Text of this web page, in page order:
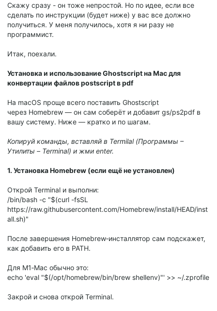
Скажу сразу - он тоже непростой. Но по идее, если все
сделать по инструкции (будет ниже) у вас все должно
получиться. У меня получилось, хотя я ни разу не
программист.
Итак, поехали.
Установка и использование Ghostscript на Mac для
конвертации файлов postscript в pdf
На macOS проще всего поставить Ghostscript
через Homebrew — он сам соберёт и добавит gs/ps2pdf в
вашу систему. Ниже — кратко и по шагам.
Копируй команды, вставляй в Termilal (Программы –
Утилиты – Terminal) и жми enter.
1. Установка Homebrew (если ещё не установлен)
Открой Terminal и выполни:
/bin/bash -c "$(curl -fsSL
https://raw.githubusercontent.com/Homebrew/install/HEAD/inst
all.sh)"
После завершения Homebrew‑инсталлятор сам подскажет,
как добавить его в PATH.
Для M1‑Mac обычно это:
echo 'eval "$(/opt/homebrew/bin/brew shellenv)"' >> ~/.zprofile
Закрой и снова открой Terminal.